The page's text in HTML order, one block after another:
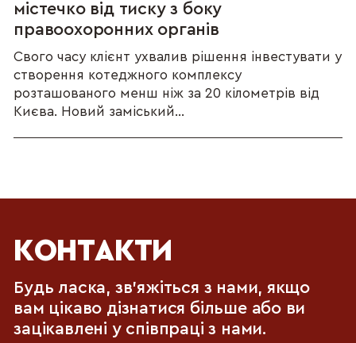
містечко від тиску з боку
правоохоронних органів
Свого часу клієнт ухвалив рішення інвестувати у
створення котеджного комплексу
розташованого менш ніж за 20 кілометрів від
Києва. Новий заміський...
КОНТАКТИ
Будь ласка, зв'яжіться з нами, якщо
вам цікаво дізнатися більше або ви
зацікавлені у співпраці з нами.